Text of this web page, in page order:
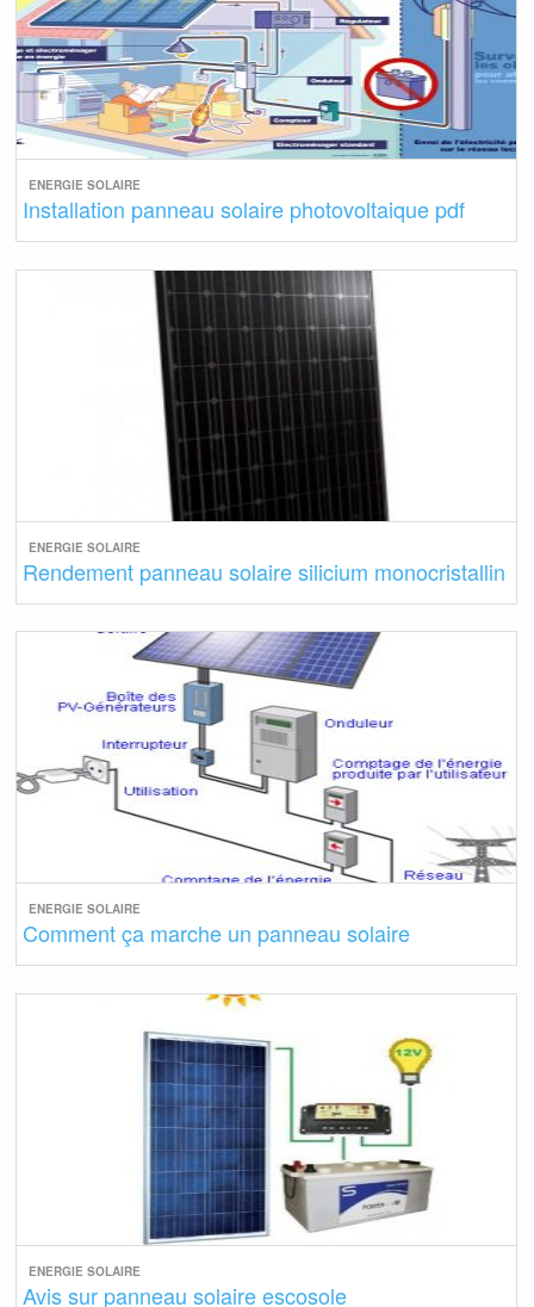
ENERGIE SOLAIRE
Installation panneau solaire photovoltaique pdf
ENERGIE SOLAIRE
Rendement panneau solaire silicium monocristallin
ENERGIE SOLAIRE
Comment ça marche un panneau solaire
ENERGIE SOLAIRE
Avis sur panneau solaire escosole